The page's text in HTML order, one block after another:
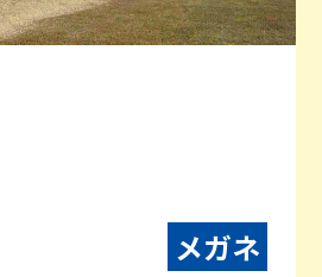
メガネ